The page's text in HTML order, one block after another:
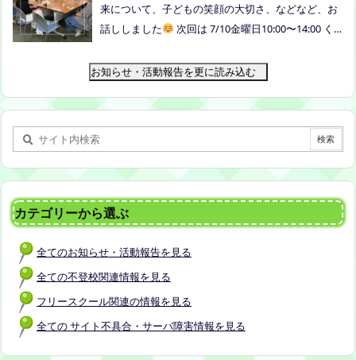
7月28日（火）10:00~13:00頃 場所：玉島某所 参加
をされた方は場所を個別にメールでお伝えします。
内容：いつもの座談会とは違う場所でこじんまりと
年7月24日（金）17:00まで お申し込みはこちら
h
来について、子どもの笑顔の大切さ、などなど、お
話ししました
次回は 7/10金曜日10:00〜14:00 く
お知らせ・活動報告を更に読み込む
カテゴリーから選ぶ
全てのお知らせ・活動報告を見る
全ての不登校関連情報を見る
フリースクール関連の情報を見る
全ての サイト不具合・サーバ障害情報を見る